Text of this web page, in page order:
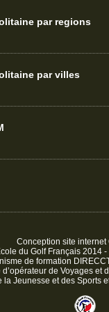
par regions
par villes
Conception site internet
du Golf Français 2014 -
de formation
d’opérateur de Voyages et
la Jeunesse et des Sports